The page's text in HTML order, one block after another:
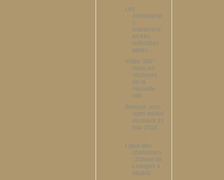
Les
compagnie
s
d'assuranc
es très
sollicitées
après...
Vidéo 360°:
dans les
coulisses
de la
nouvelle
cité...
Bonjour, voici
votre météo
du mardi 31
mai 2016 :
Ligue des
champions
: Zidane de
Limoges à
Madrid